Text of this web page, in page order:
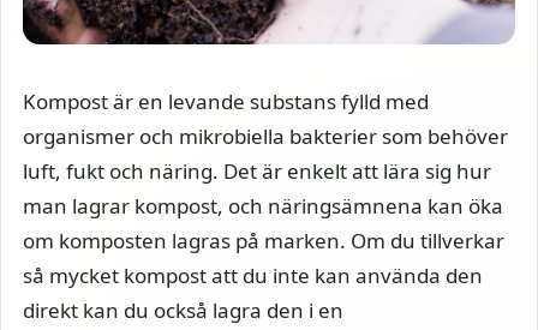
Kompost är en levande substans fylld med
organismer och mikrobiella bakterier som behöver
luft, fukt och näring. Det är enkelt att lära sig hur
man lagrar kompost, och näringsämnena kan öka
om komposten lagras på marken. Om du tillverkar
så mycket kompost att du inte kan använda den
direkt kan du också lagra den i en